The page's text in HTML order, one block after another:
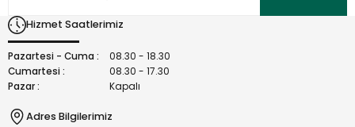
Bu ürüne benzer farklı alternatifler olmalı.
Hizmet Saatlerimiz
Pazartesi - Cuma :
08.30 - 18.30
Cumartesi :
08.30 - 17.30
Pazar :
Kapalı
Adres Bilgilerimiz